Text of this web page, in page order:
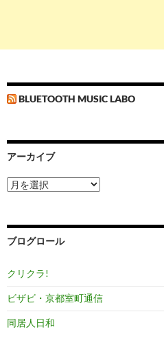
BLUETOOTH MUSIC LABO
アーカイブ
ア
ー
ブログロール
クリクラ!
ビザビ・京都室町通信
同居人日和